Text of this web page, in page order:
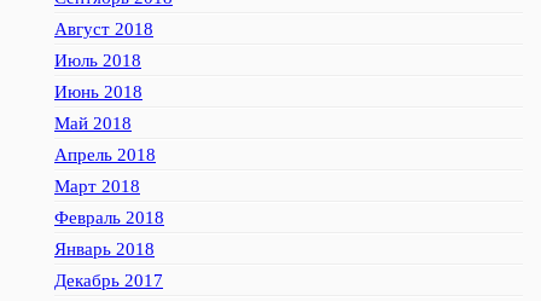
Август 2018
Июль 2018
Июнь 2018
Май 2018
Апрель 2018
Март 2018
Февраль 2018
Январь 2018
Декабрь 2017